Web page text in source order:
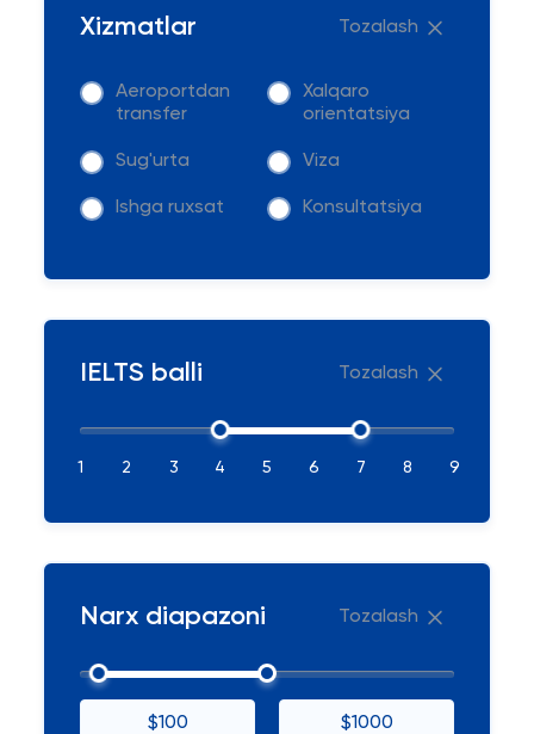
Xizmatlar Tozalash
Aeroportdan
transfer
Xalqaro
orientatsiya
Sug'urta Viza
Ishga ruxsat Konsultatsiya
IELTS balli Tozalash
1 2 3 4 5 6 7 8 9
Narx diapazoni Tozalash
$100 $1000